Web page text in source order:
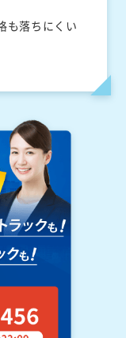
も落ちにくい